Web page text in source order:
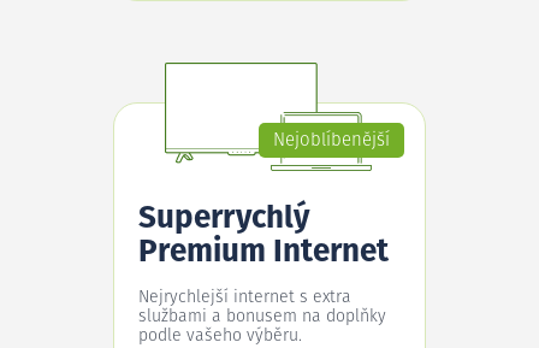
Nejoblíbenější
Superrychlý
Premium Internet
Nejrychlejší internet s extra
službami a bonusem na doplňky
podle vašeho výběru.